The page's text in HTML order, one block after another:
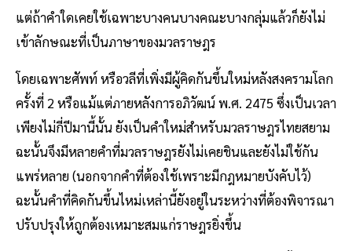
แต่ถ้าคำใดเคยใช้เฉพาะบางคนบางคณะบางกลุ่มแล้วก็ยังไม่
เข้าลักษณะที่เป็นภาษาของมวลราษฎร
โดยเฉพาะศัพท์ หรือวลีที่เพิ่งมีผู้คิดกันขึ้นใหม่หลังสงครามโลก
ครั้งที่ 2 หรือแม้แต่ภายหลังการอภิวัฒน์ พ.ศ. 2475 ซึ่งเป็นเวลา
เพียงไม่กี่ปีมานี้นั้น ยังเป็นคำใหม่สำหรับมวลราษฎรไทยสยาม
ฉะนั้นจึงมีหลายคำที่มวลราษฎรยังไม่เคยชินและยังไม่ใช้กัน
แพร่หลาย (นอกจากคำที่ต้องใช้เพราะมีกฎหมายบังคับไว้)
ฉะนั้นคำที่คิดกันขึ้นไหม่เหล่านี้ยังอยู่ในระหว่างที่ต้องพิจารณา
ปรับปรุงให้ถูกต้องเหมาะสมแก่ราษฎรยิ่งขึ้น